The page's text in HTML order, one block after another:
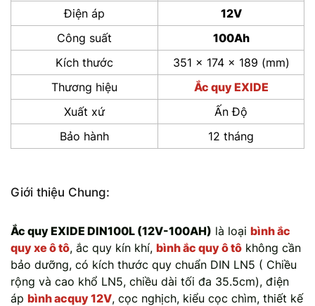
Điện áp
12V
Công suất
100Ah
Kích thước
351 x 174 x 189 (mm)
Thương hiệu
Ắc quy EXIDE
Xuất xứ
Ấn Độ
Bảo hành
12 tháng
Giới thiệu Chung:
Ắc quy EXIDE DIN100L (12V-100AH) là loại bình ắc
quy xe ô tô, ắc quy kín khí, bình ắc quy ô tô không cần
bảo dưỡng, có kích thước quy chuẩn DIN LN5 ( Chiều
rộng và cao khổ LN5, chiều dài tối đa 35.5cm), điện
áp bình acquy 12V, cọc nghịch, kiểu cọc chìm, thiết kế